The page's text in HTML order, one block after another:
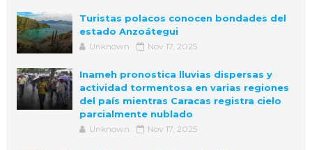
Turistas polacos conocen bondades del
estado Anzoátegui
Unknown Nov 17, 2025
Inameh pronostica lluvias dispersas y
actividad tormentosa en varias regiones
del país mientras Caracas registra cielo
parcialmente nublado
Unknown Nov 17, 2025